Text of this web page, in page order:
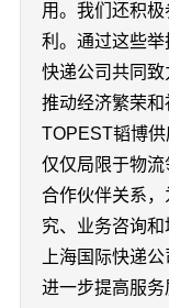
用。我们还积
利。通过这些
快递公司共同致
推动经济繁荣和
TOPEST韬博
仅仅局限于物
合作伙伴关系
究、业务咨询
上海国际快递
进一步提高服务